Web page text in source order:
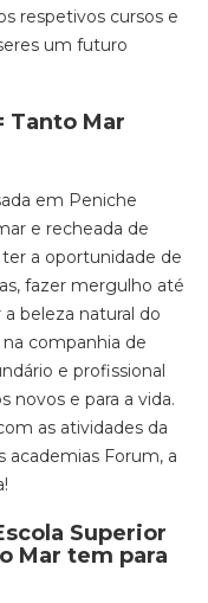
respetivos cursos e
um futuro
Tanto Mar
em Peniche
e recheada de
ter a oportunidade de
fazer mergulho até
beleza natural do
companhia de
e profissional
novos e para a vida.
as atividades da
academias Forum, a
Superior
Mar tem para